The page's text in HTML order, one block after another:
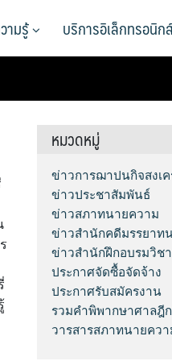
ามรู้ บริการอิเล็กทรอนิก
หมวดหมู่
ข่าวการฌาปนกิจสงเค
ข่าวประชาสัมพันธ์
ข่าวสภาทนายความ
ข่าวสำนักคดีมรรยาท
ข่าวสำนักฝึกอบรมวิช
ประกาศจัดซื้อจัดจ้าง
ประกาศรับสมัครงาน
รวมคำพิพากษาศาลฎี
วารสารสภาทนายควา